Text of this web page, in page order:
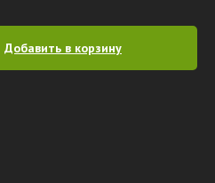
Добавить в корзину